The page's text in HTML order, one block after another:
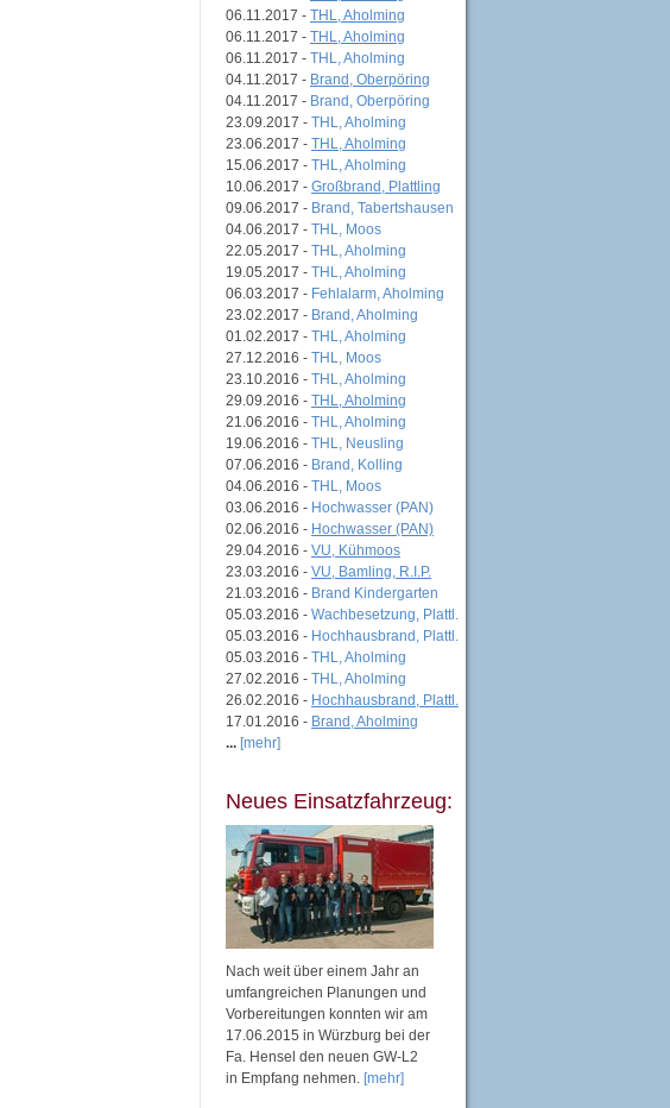
06.11.2017 - THL, Aholming
06.11.2017 - THL, Aholming
06.11.2017 - THL, Aholming
04.11.2017 - Brand, Oberpöring
04.11.2017 - Brand, Oberpöring
23.09.2017 - THL, Aholming
23.06.2017 - THL, Aholming
15.06.2017 - THL, Aholming
10.06.2017 - Großbrand, Plattling
09.06.2017 - Brand, Tabertshausen
04.06.2017 - THL, Moos
22.05.2017 - THL, Aholming
19.05.2017 - THL, Aholming
06.03.2017 - Fehlalarm, Aholming
23.02.2017 - Brand, Aholming
01.02.2017 - THL, Aholming
27.12.2016 - THL, Moos
23.10.2016 - THL, Aholming
29.09.2016 - THL, Aholming
21.06.2016 - THL, Aholming
19.06.2016 - THL, Neusling
07.06.2016 - Brand, Kolling
04.06.2016 - THL, Moos
03.06.2016 - Hochwasser (PAN)
02.06.2016 - Hochwasser (PAN)
29.04.2016 - VU, Kühmoos
23.03.2016 - VU, Bamling, R.I.P.
21.03.2016 - Brand Kindergarten
05.03.2016 - Wachbesetzung, Plattl.
05.03.2016 - Hochhausbrand, Plattl.
05.03.2016 - THL, Aholming
27.02.2016 - THL, Aholming
26.02.2016 - Hochhausbrand, Plattl.
17.01.2016 - Brand, Aholming
... [mehr]
Neues Einsatzfahrzeug:
Nach weit über einem Jahr an
umfangreichen Planungen und
Vorbereitungen konnten wir am
17.06.2015 in Würzburg bei der
Fa. Hensel den neuen GW-L2
in Empfang nehmen. [mehr]